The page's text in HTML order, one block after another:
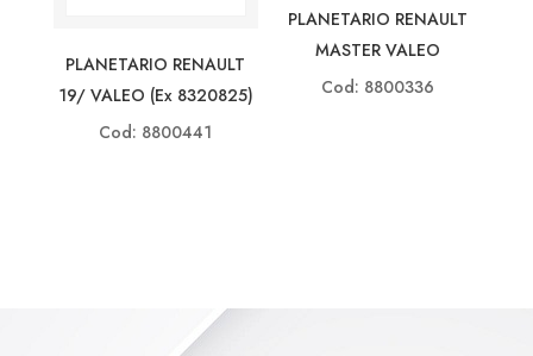
PLANETARIO RENAULT
19/ VALEO (ex 8320825)
Cod: 8800441
PLANETARIO RENAULT
MASTER VALEO
Cod: 8800336